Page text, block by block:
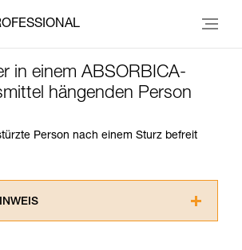
in einem ABSORBICA-
hängenden Person
Person nach einem Sturz befreit